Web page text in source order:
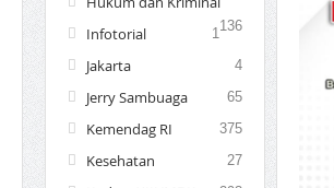
136
Infotorial 1
Jakarta 4
Jerry Sambuaga 65
Kemendag RI 375
Kesehatan 27